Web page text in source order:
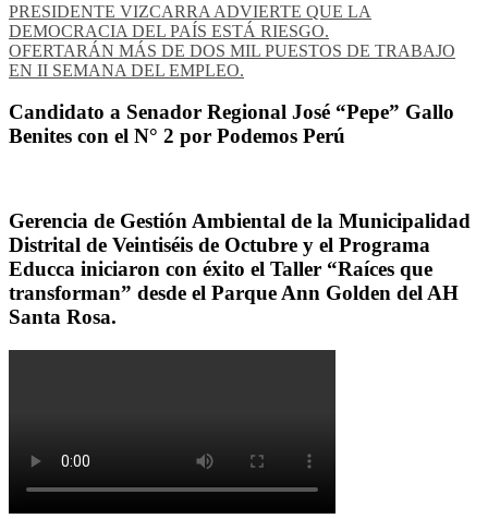
PRESIDENTE VIZCARRA ADVIERTE QUE LA
DEMOCRACIA DEL PAÍS ESTÁ RIESGO.
OFERTARÁN MÁS DE DOS MIL PUESTOS DE TRABAJO
EN II SEMANA DEL EMPLEO.
Candidato a Senador Regional José “Pepe” Gallo
Benites con el N° 2 por Podemos Perú
Gerencia de Gestión Ambiental de la Municipalidad
Distrital de Veintiséis de Octubre y el Programa
Educca iniciaron con éxito el Taller “Raíces que
transforman” desde el Parque Ann Golden del AH
Santa Rosa.